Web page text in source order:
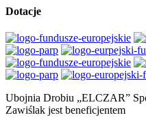
Dotacje
Ubojnia Drobiu „ELCZAR”
Zawiślak jest beneficjentem